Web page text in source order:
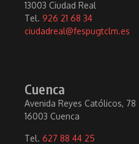
13003 Ciudad Real
Tel. 926 21 68 34
ciudadreal@fespugtclm.es
Cuenca
Avenida Reyes Católicos, 78
16003 Cuenca
Tel. 627 88 44 25